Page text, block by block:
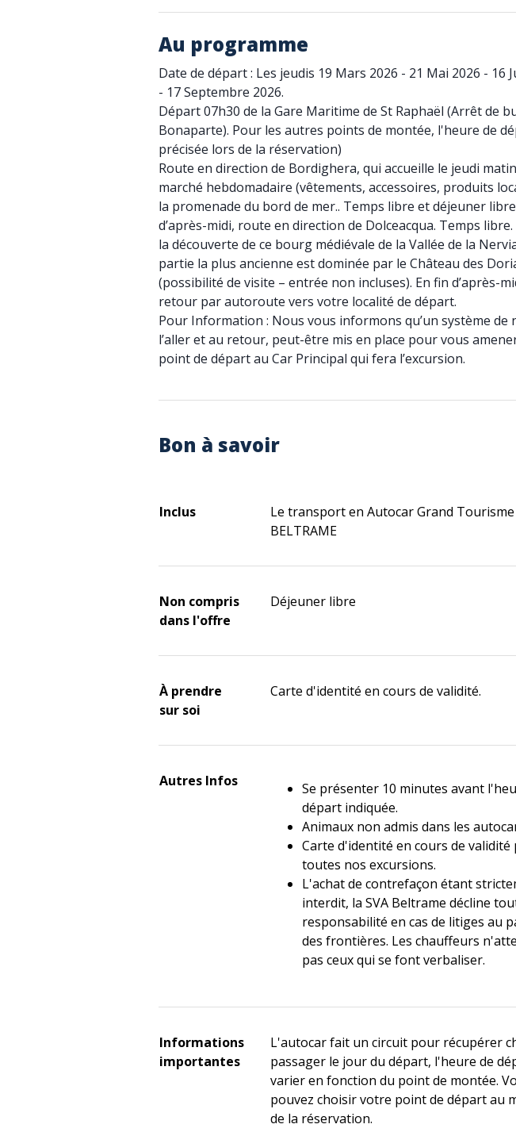
Au programme
Date de départ : Les jeudis 19 Mars 2026 - 21 Mai 2026 - 16
- 17 Septembre 2026.
Départ 07h30 de la Gare Maritime de St Raphaël (Arrêt de
Bonaparte). Pour les autres points de montée, l'heure de
précisée lors de la réservation)
Route en direction de Bordighera, qui accueille le jeudi
marché hebdomadaire (vêtements, accessoires, produits
la promenade du bord de mer.. Temps libre et déjeuner
d’après-midi, route en direction de Dolceacqua. Temps
la découverte de ce bourg médiévale de la Vallée de la
partie la plus ancienne est dominée par le Château des
(possibilité de visite – entrée non incluses). En fin d’après-
retour par autoroute vers votre localité de départ.
Pour Information : Nous vous informons qu’un système de
l’aller et au retour, peut-être mis en place pour vous
point de départ au Car Principal qui fera l’excursion.
Bon à savoir
Inclus
Le transport en Autocar Grand Tourisme
BELTRAME
Non compris
dans l'offre
Déjeuner libre
À prendre
sur soi
Carte d'identité en cours de validité.
Autres Infos
Se présenter 10 minutes avant
départ indiquée.
Animaux non admis dans les
Carte d'identité en cours de validité
toutes nos excursions.
L'achat de contrefaçon étant
interdit, la SVA Beltrame décline
responsabilité en cas de litiges au
des frontières. Les chauffeurs
pas ceux qui se font verbaliser.
Informations
importantes
L'autocar fait un circuit pour récupérer
passager le jour du départ, l'heure de
varier en fonction du point de montée.
pouvez choisir votre point de départ au
de la réservation.